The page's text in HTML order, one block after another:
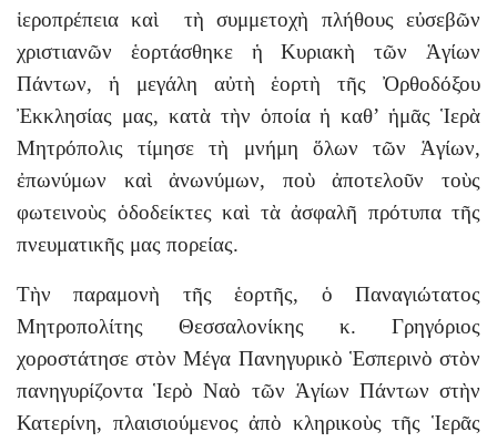
ἱεροπρέπεια καὶ τὴ συμμετοχὴ πλήθους εὐσεβῶν
χριστιανῶν ἑορτάσθηκε ἡ Κυριακὴ τῶν Ἁγίων
Πάντων, ἡ μεγάλη αὐτὴ ἑορτὴ τῆς Ὀρθοδόξου
Ἐκκλησίας μας, κατὰ τὴν ὁποία ἡ καθ’ ἡμᾶς Ἱερὰ
Μητρόπολις τίμησε τὴ μνήμη ὅλων τῶν Ἁγίων,
ἐπωνύμων καὶ ἀνωνύμων, ποὺ ἀποτελοῦν τοὺς
φωτεινοὺς ὁδοδείκτες καὶ τὰ ἀσφαλῆ πρότυπα τῆς
πνευματικῆς μας πορείας.
Τὴν παραμονὴ τῆς ἑορτῆς, ὁ Παναγιώτατος
Μητροπολίτης Θεσσαλονίκης κ. Γρηγόριος
χοροστάτησε στὸν Μέγα Πανηγυρικὸ Ἑσπερινὸ στὸν
πανηγυρίζοντα Ἱερὸ Ναὸ τῶν Ἁγίων Πάντων στὴν
Κατερίνη, πλαισιούμενος ἀπὸ κληρικοὺς τῆς Ἱερᾶς